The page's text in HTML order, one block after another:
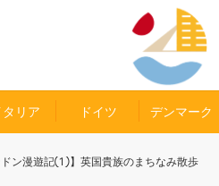
タリア ドイツ デンマーク
ドン漫遊記①】英国貴族のまちなみ散歩